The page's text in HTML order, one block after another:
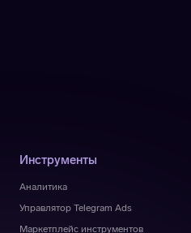
Инструменты
Аналитика
Управлятор Telegram Ads
Маркетплейс инструментов